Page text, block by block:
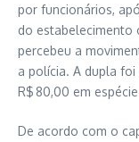
por funcionários,
do estabelecimento
percebeu a
a polícia. A dupla
R$ 80,00 em
De acordo com o